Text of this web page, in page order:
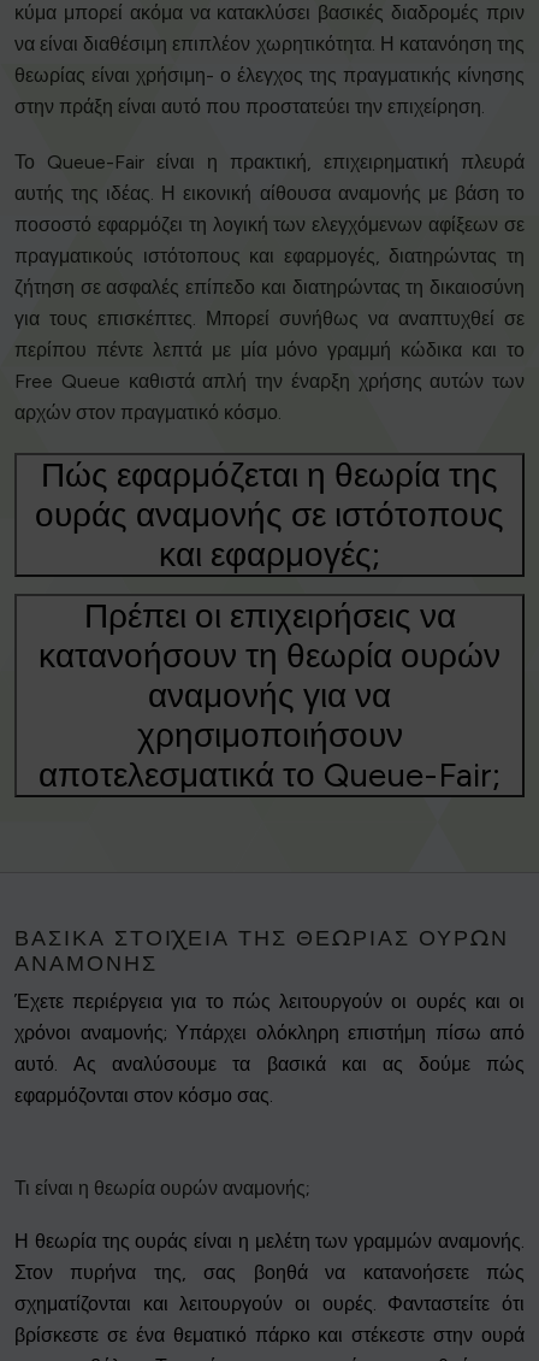
κύμα μπορεί ακόμα να κατακλύσει βασικές διαδρομές πριν
να είναι διαθέσιμη επιπλέον χωρητικότητα. Η κατανόηση της
θεωρίας είναι χρήσιμη- ο έλεγχος της πραγματικής κίνησης
στην πράξη είναι αυτό που προστατεύει την επιχείρηση.
Το Queue-Fair είναι η πρακτική, επιχειρηματική πλευρά
αυτής της ιδέας. Η εικονική αίθουσα αναμονής με βάση το
ποσοστό εφαρμόζει τη λογική των ελεγχόμενων αφίξεων σε
πραγματικούς ιστότοπους και εφαρμογές, διατηρώντας τη
ζήτηση σε ασφαλές επίπεδο και διατηρώντας τη δικαιοσύνη
για τους επισκέπτες. Μπορεί συνήθως να αναπτυχθεί σε
περίπου πέντε λεπτά με μία μόνο γραμμή κώδικα και το
Free Queue καθιστά απλή την έναρξη χρήσης αυτών των
αρχών στον πραγματικό κόσμο.
Πώς εφαρμόζεται η θεωρία της
ουράς αναμονής σε ιστότοπους
και εφαρμογές;
Πρέπει οι επιχειρήσεις να
κατανοήσουν τη θεωρία ουρών
αναμονής για να
χρησιμοποιήσουν
αποτελεσματικά το Queue-Fair;
ΒΑΣΙΚΆ ΣΤΟΙΧΕΊΑ ΤΗΣ ΘΕΩΡΊΑΣ ΟΥΡΏΝ
ΑΝΑΜΟΝΉΣ
Έχετε περιέργεια για το πώς λειτουργούν οι ουρές και οι
χρόνοι αναμονής; Υπάρχει ολόκληρη επιστήμη πίσω από
αυτό. Ας αναλύσουμε τα βασικά και ας δούμε πώς
εφαρμόζονται στον κόσμο σας.
Τι είναι η θεωρία ουρών αναμονής;
Η θεωρία της ουράς είναι η μελέτη των γραμμών αναμονής.
Στον πυρήνα της, σας βοηθά να κατανοήσετε πώς
σχηματίζονται και λειτουργούν οι ουρές. Φανταστείτε ότι
βρίσκεστε σε ένα θεματικό πάρκο και στέκεστε στην ουρά